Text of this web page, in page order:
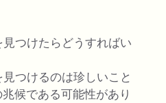
つけたらどうすればい
つけるのは珍しいこと
候である可能性があり